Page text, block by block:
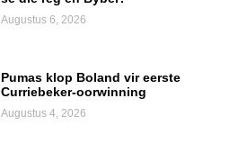
Augustus 6, 2026
Pumas klop Boland vir eerste
Curriebeker-oorwinning
Augustus 4, 2026